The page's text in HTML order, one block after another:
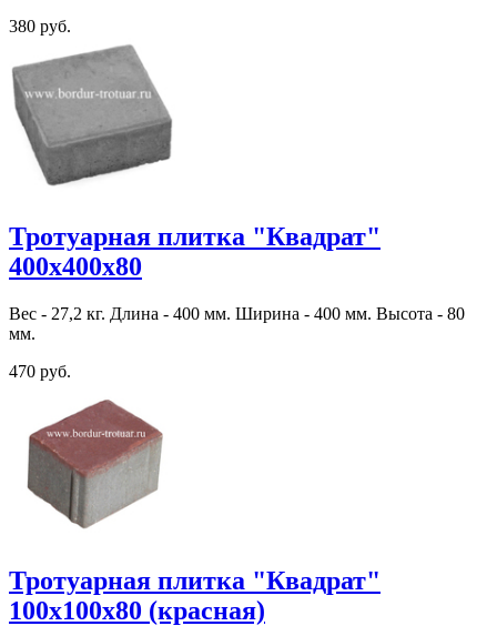
380 руб.
Тротуарная плитка "Квадрат"
400х400х80
Вес - 27,2 кг. Длина - 400 мм. Ширина - 400 мм. Высота - 80
мм.
470 руб.
Тротуарная плитка "Квадрат"
100х100х80 (красная)